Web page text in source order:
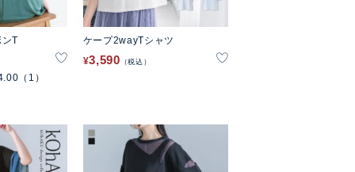
T
（1）
ケープ2wayTシャツ
¥3,590 税込